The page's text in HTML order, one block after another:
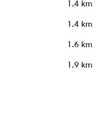
1.4 km
1.4 km
1.6 km
1.9 km